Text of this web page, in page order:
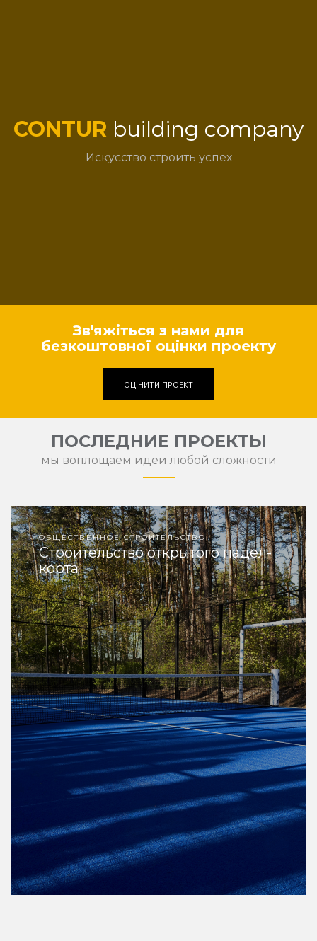
CONTUR building company
Искусство строить успех
ОЦІНИТИ ПРОЕКТ
Зв'яжіться з нами для
безкоштовної оцінки проекту
ПОСЛЕДНИЕ ПРОЕКТЫ
мы воплощаем идеи любой сложности
ОБЩЕСТВЕННОЕ СТРОИТЕЛЬСТВО
Строительство открытого падел-
корта